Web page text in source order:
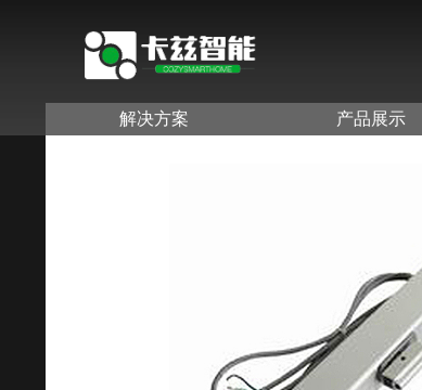
解决方案 产品展示